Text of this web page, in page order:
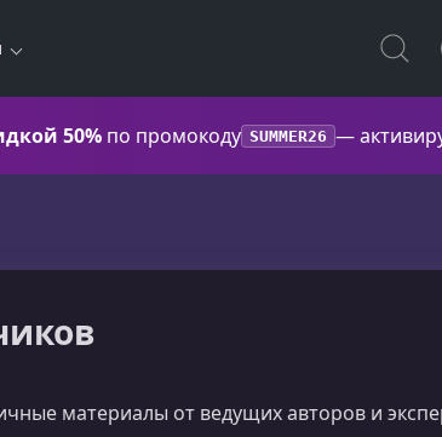
50% по промокоду SUMMER26 —
материалы от ведущих авторов и